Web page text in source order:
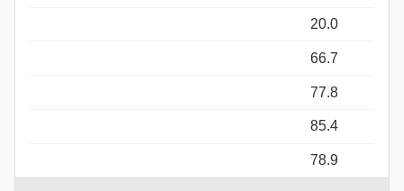
20.0
66.7
77.8
85.4
78.9